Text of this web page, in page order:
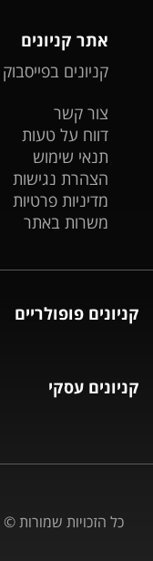
אתר קניונים
קניונים בפייסבוק
צור קשר
דווח על טעות
תנאי שימוש
הצהרת נגישות
מדיניות פרטיות
משרות באתר
קניונים פופולריים
קניונים עסקי
כל הזכויות שמורות ©